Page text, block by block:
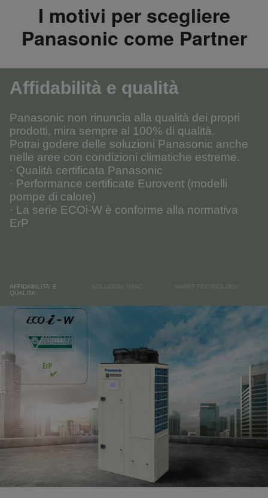
I motivi per scegliere
Panasonic come Partner
Affidabilità e qualità
Panasonic non rinuncia alla qualità dei propri
prodotti, mira sempre al 100% di qualità.
Potrai godere delle soluzioni Panasonic anche
nelle aree con condizioni climatiche estreme.
· Qualità certificata Panasonic
· Performance certificate Eurovent (modelli
pompe di calore)
· La serie ECOi-W è conforme alla normativa
ErP
AFFIDABILITA' E
QUALITA'
SOLUZIONI HVAC SMART TECHNOLOGY